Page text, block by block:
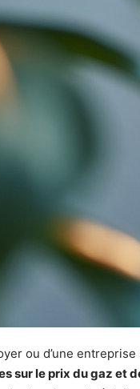
ou d’une
sur le prix du gaz et